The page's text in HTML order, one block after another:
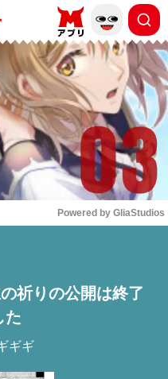
もっと読む
Powered by GliaStudios
祈りの公開は終了
た
ギギ